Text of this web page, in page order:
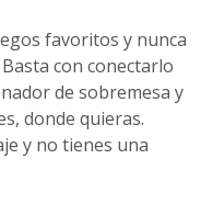
favoritos y nunca
con conectarlo
de sobremesa y
donde quieras.
y no tienes una